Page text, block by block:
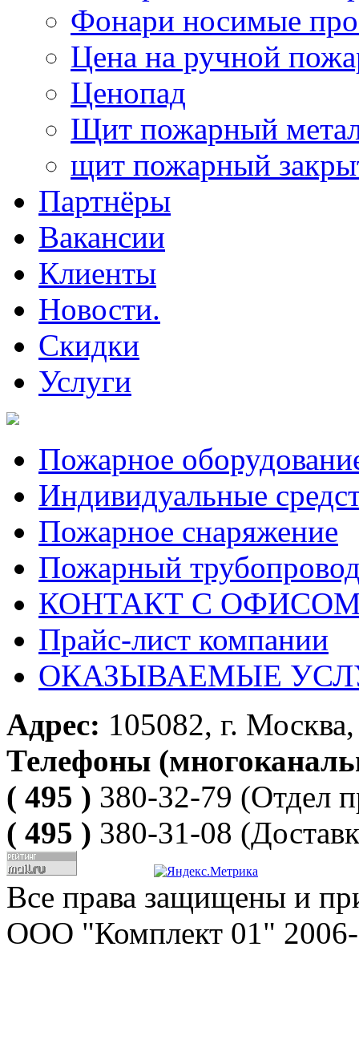
Фонари носимые
Цена на ручной
Ценопад
Щит пожарный
щит пожарный
Партнёры
Вакансии
Клиенты
Новости.
Скидки
Услуги
Пожарное
Индивидуальные
Пожарное снаряжение
Пожарный
КОНТАКТ С ОФИСОМ
Прайс-лист компании
ОКАЗЫВАЕМЫЕ
Адрес: 105082, г.
Телефоны
( 495 ) 380-32-79 (Отдел
( 495 ) 380-31-08
Все права защищены и
ООО "Комплект 01" 2006-